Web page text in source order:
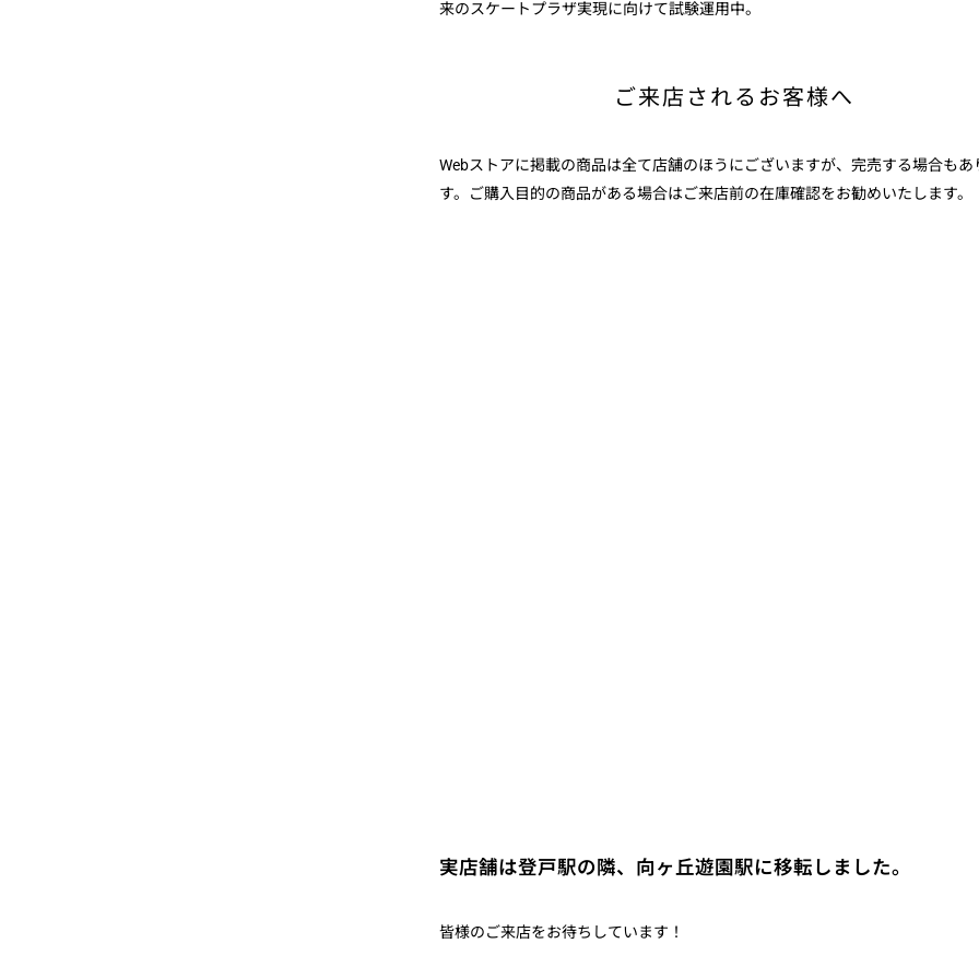
来のスケートプラザ実現に向けて試験運用中。
ご来店されるお客様へ
Webストアに掲載の商品は全て店舗のほうにございますが、完売する場合もあ
す。ご購入目的の商品がある場合はご来店前の在庫確認をお勧めいたします。
実店舗は登戸駅の隣、向ヶ丘遊園駅に移転しました。
皆様のご来店をお待ちしています！